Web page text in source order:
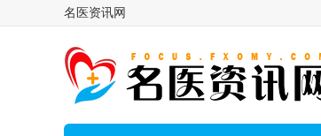
名医资讯网